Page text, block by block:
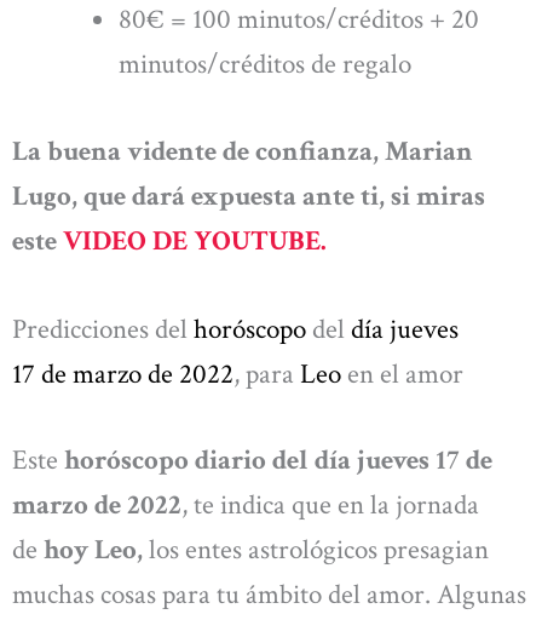
80€ = 100 minutos/créditos + 20
minutos/créditos de regalo
La buena vidente de confianza, Marian
Lugo, que dará expuesta ante ti, si miras
esteVIDEO DE YOUTUBE.
Predicciones del horóscopo del día jueves
17 de marzode 2022, para Leo en el amor
Este horóscopo diario del día jueves 17 de
marzo de 2022, te indica que en la jornada
de hoy Leo,los entes astrológicos presagian
muchas cosas para tu ámbito del amor. Algunas